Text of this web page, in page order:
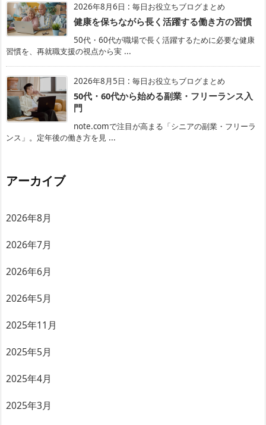
2026年8月6日 : 毎日お役立ちブログまとめ
健康を保ちながら長く活躍する働き方の習慣
50代・60代が職場で長く活躍するために必要な健康
習慣を、再就職支援の視点から実 ...
2026年8月5日 : 毎日お役立ちブログまとめ
50代・60代から始める副業・フリーランス入
門
note.comで注目が高まる「シニアの副業・フリーラ
ンス」。定年後の働き方を見 ...
アーカイブ
2026年8月
2026年7月
2026年6月
2026年5月
2025年11月
2025年5月
2025年4月
2025年3月